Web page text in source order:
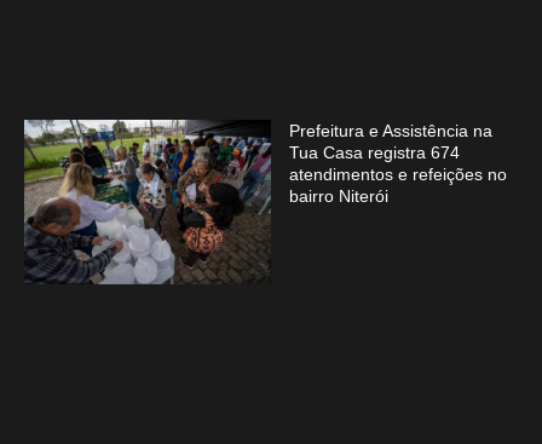
Prefeitura e Assistência na
Tua Casa registra 674
atendimentos e refeições no
bairro Niterói